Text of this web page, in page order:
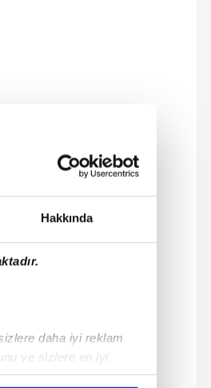
Hakkında
daha iyi reklam
ve sizlere en iyi
karşılamak